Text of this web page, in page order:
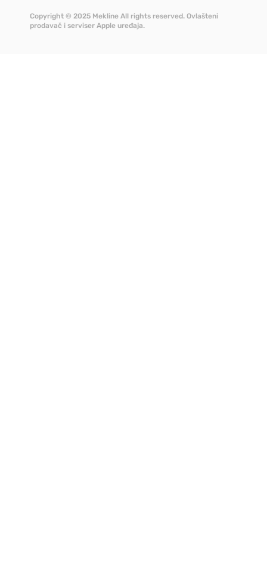
Copyright © 2025 Mekline All rights reserved. Ovlašteni
prodavač i serviser Apple uređaja.